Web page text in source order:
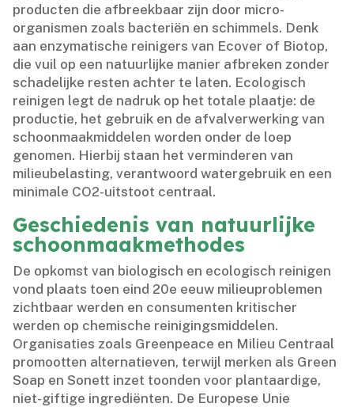
producten die afbreekbaar zijn door micro-
organismen zoals bacteriën en schimmels.​ Denk
aan enzymatische reinigers van Ecover of Biotop,
die vuil op een natuurlijke manier afbreken zonder
schadelijke resten achter te laten.​ Ecologisch
reinigen legt de nadruk op het totale plaatje: de
productie, het gebruik en de afvalverwerking van
schoonmaakmiddelen worden onder de loep
genomen.​ Hierbij staan het verminderen van
milieubelasting, verantwoord watergebruik en een
minimale CO2-uitstoot centraal.​
Geschiedenis van natuurlijke
schoonmaakmethodes
De opkomst van biologisch en ecologisch reinigen
vond plaats toen eind 20e eeuw milieuproblemen
zichtbaar werden en consumenten kritischer
werden op chemische reinigingsmiddelen.​
Organisaties zoals Greenpeace en Milieu Centraal
promootten alternatieven, terwijl merken als Green
Soap en Sonett inzet toonden voor plantaardige,
niet-giftige ingrediënten.​ De Europese Unie